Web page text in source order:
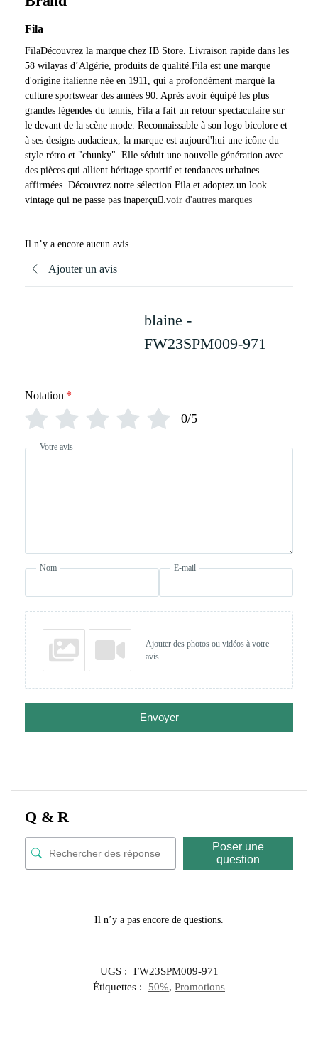
Fila
FilaDécouvrez la marque chez IB Store. Livraison rapide dans les
58 wilayas d’Algérie, produits de qualité.Fila est une marque
d'origine italienne née en 1911, qui a profondément marqué la
culture sportswear des années 90. Après avoir équipé les plus
grandes légendes du tennis, Fila a fait un retour spectaculaire sur
le devant de la scène mode. Reconnaissable à son logo bicolore et
à ses designs audacieux, la marque est aujourd'hui une icône du
style rétro et "chunky". Elle séduit une nouvelle génération avec
des pièces qui allient héritage sportif et tendances urbaines
affirmées. Découvrez notre sélection Fila et adoptez un look
vintage qui ne passe pas inaperçu.ٍvoir d'autres marques
Il n’y a encore aucun avis
Ajouter un avis
blaine -
FW23SPM009-971
Notation *
0/5
Votre avis
Nom E-mail
Ajouter des photos ou vidéos à votre
avis
Envoyer
Q & R
Poser une
question
Il n’y a pas encore de questions.
UGS :
FW23SPM009-971
Étiquettes :
50%, Promotions